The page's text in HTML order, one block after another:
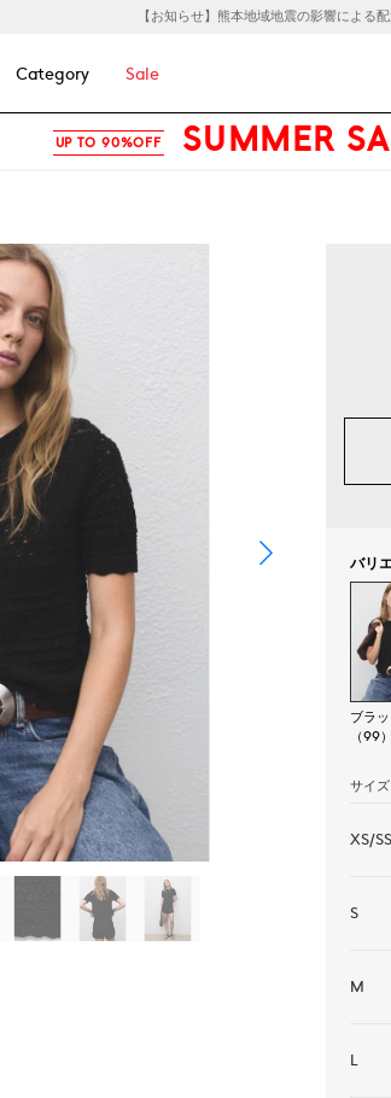
【お知らせ】熊本地域地震の影響による
Category Sale
UP TO 90%OFF SUMMER
バリ
ブラ
（99）
サイズ
XS/SS
S
M
L